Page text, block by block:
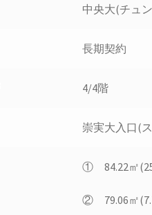
中央大(チュ
長期契約
4/4階
崇実大入口(
① 84.22㎡
② 79.06㎡